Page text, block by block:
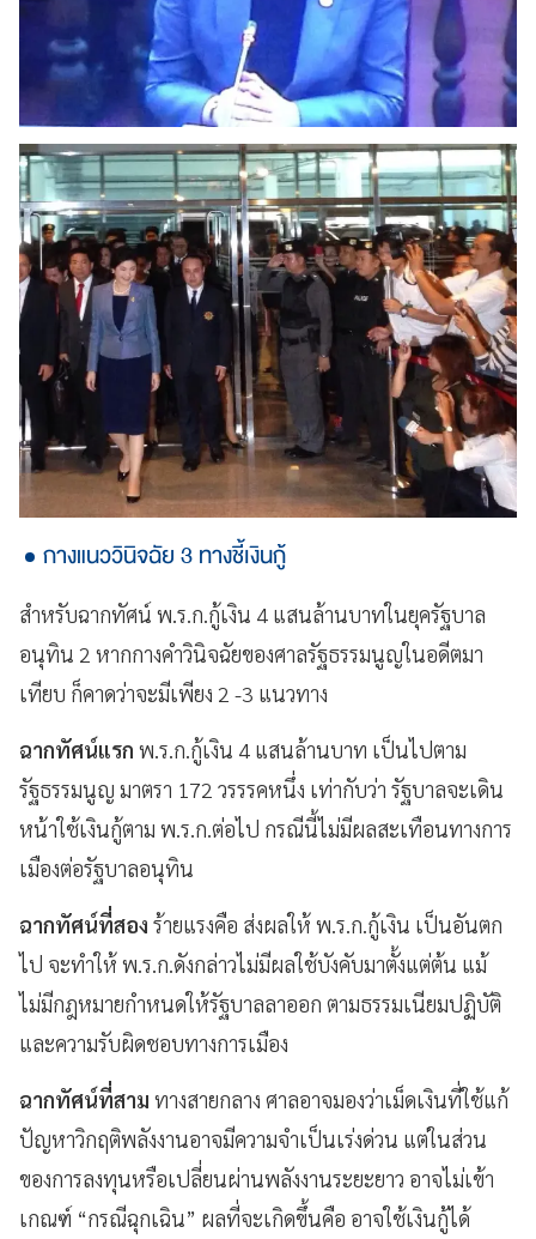
กางแนววินิจฉัย 3 ทางชี้เงินกู้
สำหรับฉากทัศน์ พ.ร.ก.กู้เงิน 4 แสนล้านบาทในยุครัฐบาล
อนุทิน 2 หากกางคำวินิจฉัยของศาลรัฐธรรมนูญในอดีตมา
เทียบ ก็คาดว่าจะมีเพียง 2 -3 แนวทาง
ฉากทัศน์แรก พ.ร.ก.กู้เงิน 4 แสนล้านบาท เป็นไปตาม
รัฐธรรมนูญ มาตรา 172 วรรรคหนึ่ง เท่ากับว่า รัฐบาลจะเดิน
หน้าใช้เงินกู้ตาม พ.ร.ก.ต่อไป กรณีนี้ไม่มีผลสะเทือนทางการ
เมืองต่อรัฐบาลอนุทิน
ฉากทัศน์ที่สอง ร้ายแรงคือ ส่งผลให้ พ.ร.ก.กู้เงิน เป็นอันตก
ไป จะทำให้ พ.ร.ก.ดังกล่าวไม่มีผลใช้บังคับมาตั้งแต่ต้น แม้
ไม่มีกฎหมายกำหนดให้รัฐบาลลาออก ตามธรรมเนียมปฏิบัติ
และความรับผิดชอบทางการเมือง
ฉากทัศน์ที่สาม ทางสายกลาง ศาลอาจมองว่าเม็ดเงินที่ใช้แก้
ปัญหาวิกฤติพลังงาน อาจมีความจำเป็นเร่งด่วน แต่ในส่วน
ของการลงทุนหรือเปลี่ยนผ่านพลังงานระยะยาว อาจไม่เข้า
เกณฑ์ “กรณีฉุกเฉิน” ผลที่จะเกิดขึ้นคือ อาจใช้เงินกู้ได้